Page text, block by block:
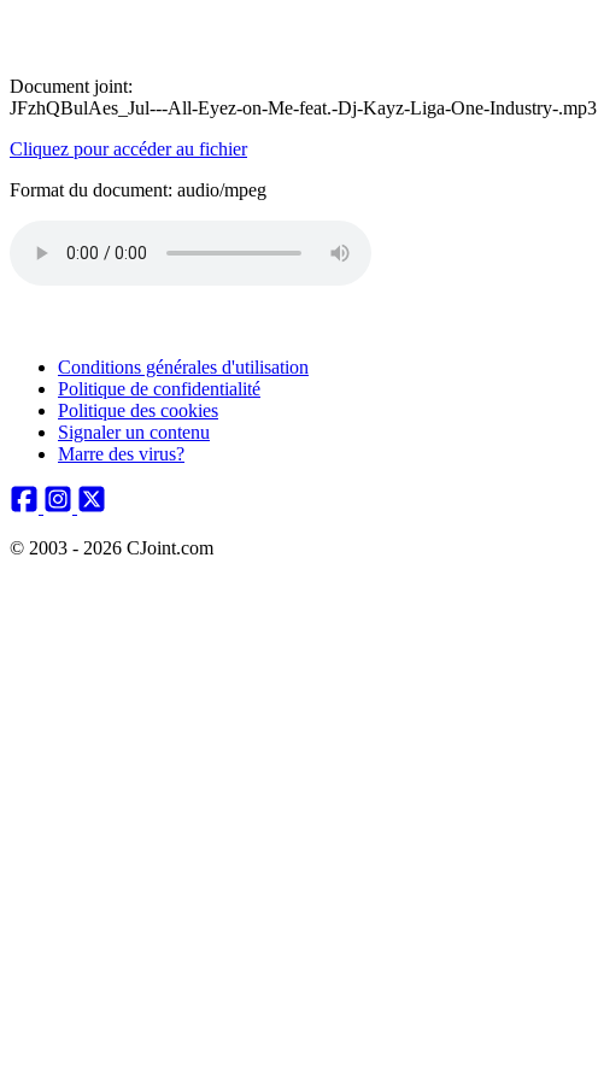
Document joint:
JFzhQBulAes_Jul---All-Eyez-on-Me-feat.-Dj-Kayz-Liga-One-Industry-.mp3
Cliquez pour accéder au fichier
Format du document: audio/mpeg
Conditions générales d'utilisation
Politique de confidentialité
Politique des cookies
Signaler un contenu
Marre des virus?
© 2003 - 2026 CJoint.com